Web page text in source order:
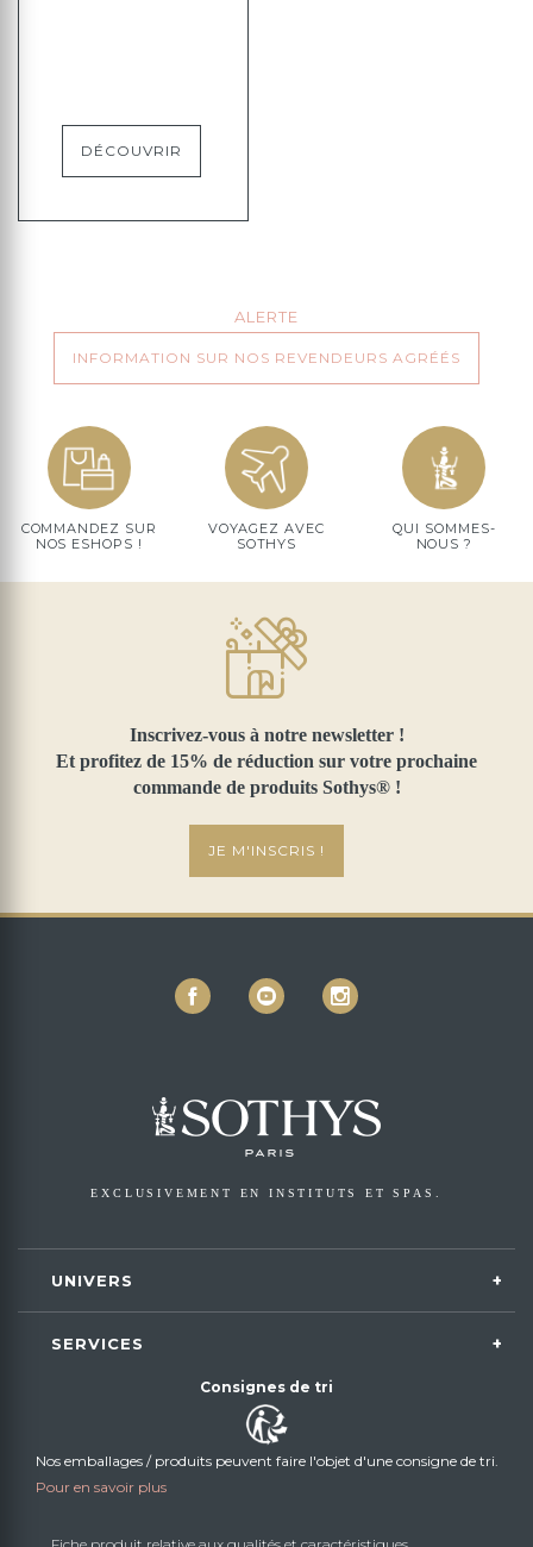
DÉCOUVRIR
ALERTE
INFORMATION SUR NOS REVENDEURS AGRÉÉS
COMMANDEZ SUR
NOS ESHOPS !
VOYAGEZ AVEC
SOTHYS
QUI SOMMES-
NOUS ?
Inscrivez-vous à notre newsletter !
Et profitez de 15% de réduction sur votre prochaine
commande de produits Sothys® !
JE M'INSCRIS !
EXCLUSIVEMENT EN INSTITUTS ET SPAS.
UNIVERS
SERVICES
Consignes de tri
Nos emballages / produits peuvent faire l'objet d'une consigne de tri.
Pour en savoir plus